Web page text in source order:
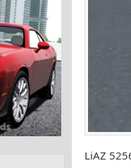
LiAZ